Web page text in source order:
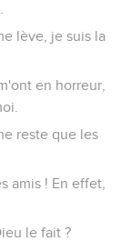
lève, je suis la
en horreur,
reste que les
amis ! En effet,
le fait ?